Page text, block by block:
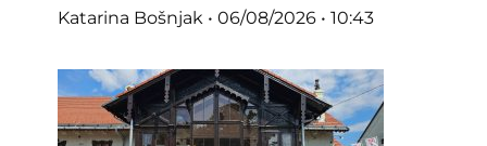
Katarina Bošnjak 06/08/2026 10:43